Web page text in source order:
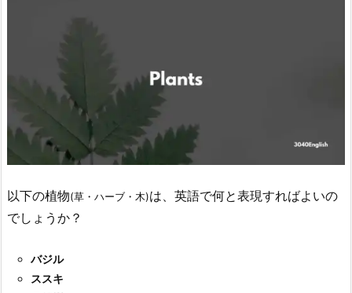
以下の植物(草・ハーブ・木)は、英語で何と表現すればよいの
でしょうか？
バジル
ススキ